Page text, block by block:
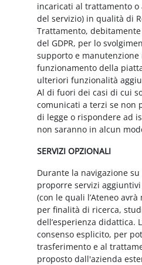
incaricati al trattamento
del servizio) in qualità di
Trattamento,
del GDPR, per lo
supporto e
funzionamento della
ulteriori funzionalità
Al di fuori dei casi di cui
comunicati a terzi se non
di legge o rispondere ad
non saranno in alcun
SERVIZI OPZIONALI
Durante la navigazione
proporre servizi
(con le quali l’Ateneo
per finalità di ricerca,
dell’esperienza didattica.
consenso esplicito, per
trasferimento e al
proposto dall'azienda